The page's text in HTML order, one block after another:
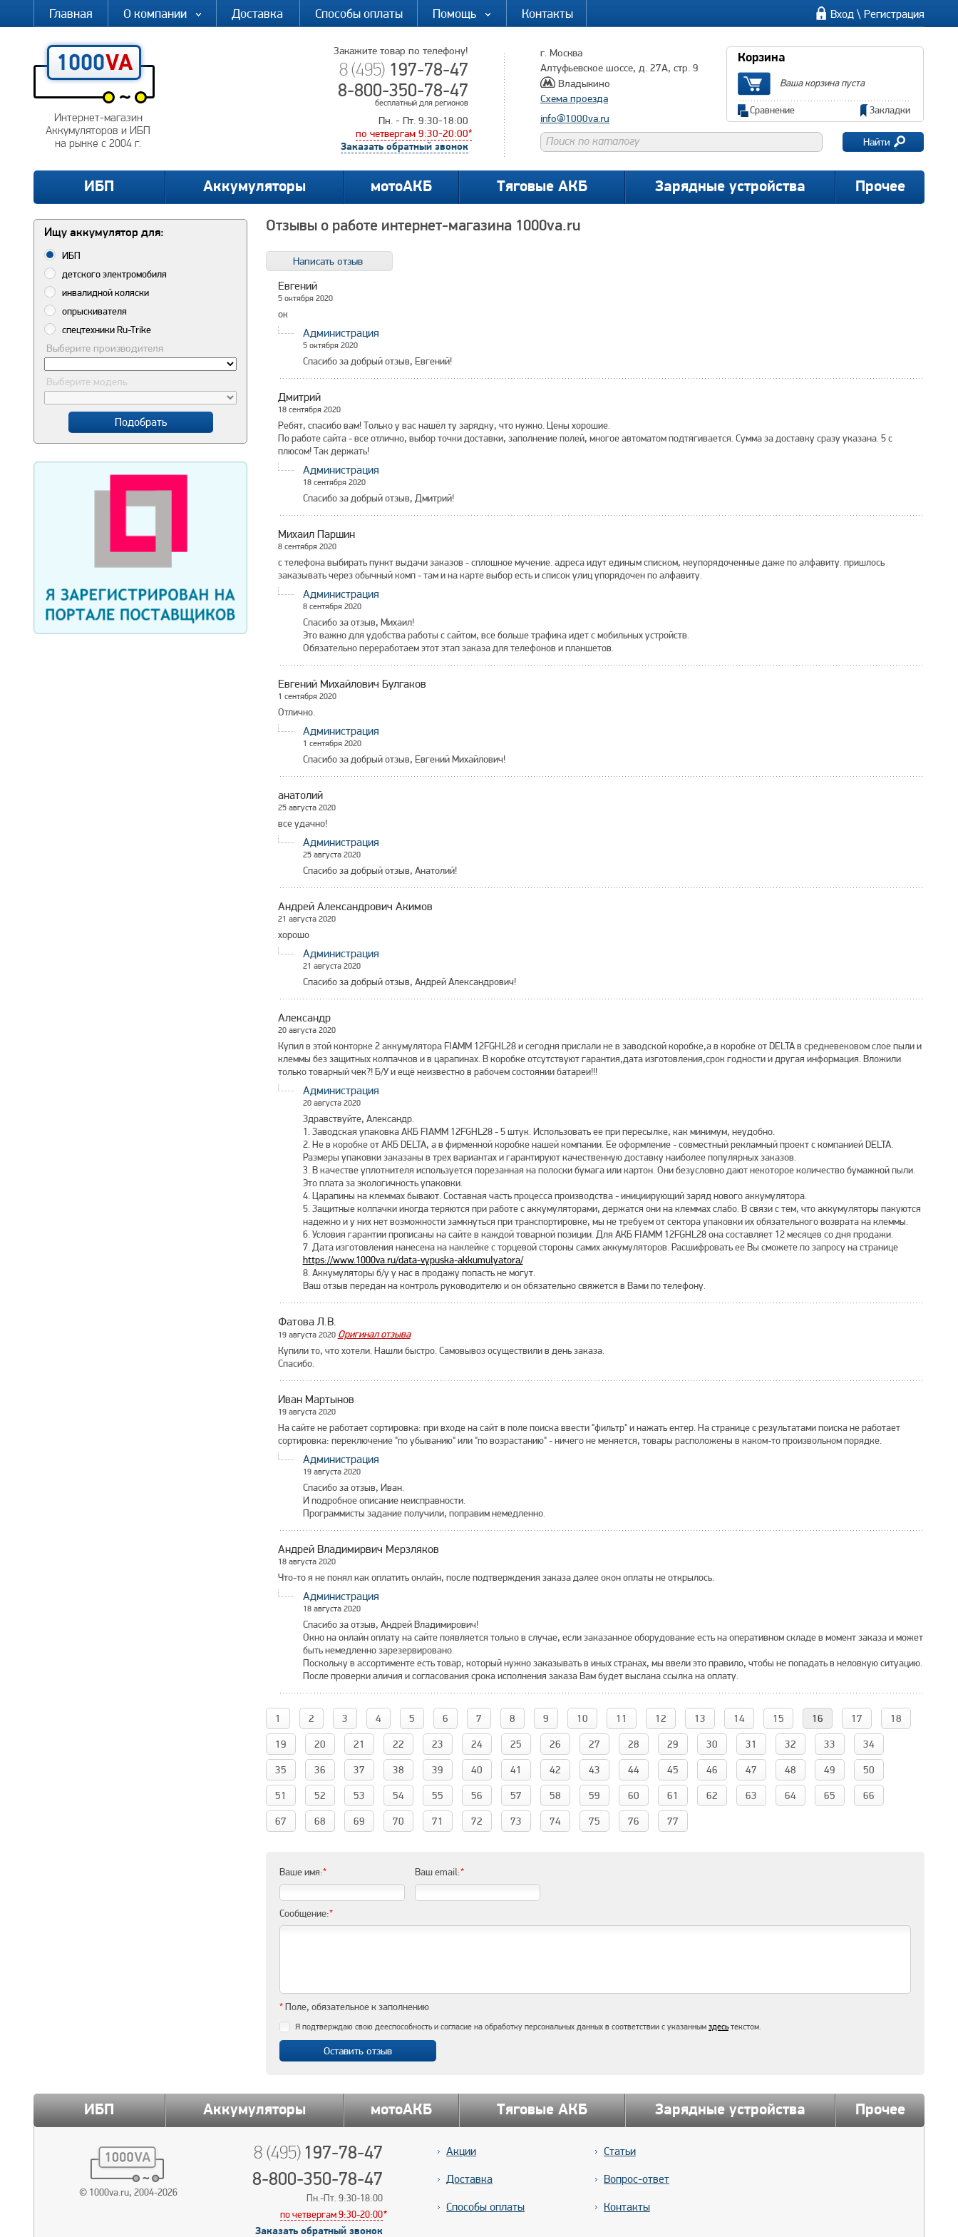
Главная О компании Доставка Способы оплаты Помощь Контакты Вход \ Регистрация
Интернет-магазин
Аккумуляторов и ИБП
на рынке с 2004 г.
Закажите товар по телефону!
8 (495) 197-78-47
8-800-350-78-47
бесплатный для регионов
Пн. - Пт. 9:30-18:00
по четвергам 9:30-20:00*
Заказать обратный звонок
г. Москва
Алтуфьевское шоссе, д. 27А, стр. 9
Владыкино
Схема проезда
info@1000va.ru
Корзина
Ваша корзина пуста
Сравнение Закладки
Найти
ИБП Аккумуляторы мотоАКБ Тяговые АКБ Зарядные устройства Прочее
Отзывы о работе интернет-магазина 1000va.ru
Написать отзыв
Евгений
5 октября 2020
ок
Администрация
5 октября 2020
Спасибо за добрый отзыв, Евгений!
Дмитрий
18 сентября 2020
Ребят, спасибо вам! Только у вас нашёл ту зарядку, что нужно. Цены хорошие.
По работе сайта - все отлично, выбор точки доставки, заполнение полей, многое автоматом подтягивается. Сумма за доставку сразу указана. 5 с
плюсом! Так держать!
Администрация
18 сентября 2020
Спасибо за добрый отзыв, Дмитрий!
Михаил Паршин
8 сентября 2020
с телефона выбирать пункт выдачи заказов - сплошное мучение. адреса идут единым списком, неупорядоченные даже по алфавиту. пришлось
заказывать через обычный комп - там и на карте выбор есть и список улиц упорядочен по алфавиту.
Администрация
8 сентября 2020
Спасибо за отзыв, Михаил!
Это важно для удобства работы с сайтом, все больше трафика идет с мобильных устройств.
Обязательно переработаем этот этап заказа для телефонов и планшетов.
Евгений Михайлович Булгаков
1 сентября 2020
Отлично.
Администрация
1 сентября 2020
Спасибо за добрый отзыв, Евгений Михайлович!
анатолий
25 августа 2020
все удачно!
Администрация
25 августа 2020
Спасибо за добрый отзыв, Анатолий!
Андрей Александрович Акимов
21 августа 2020
хорошо
Администрация
21 августа 2020
Спасибо за добрый отзыв, Андрей Александрович!
Александр
20 августа 2020
Купил в этой конторке 2 аккумулятора FIAMM 12FGHL28 и сегодня прислали не в заводской коробке,а в коробке от DELTA в средневековом слое пыли и
клеммы без защитных колпачков и в царапинах. В коробке отсутствуют гарантия,дата изготовления,срок годности и другая информация. Вложили
только товарный чек?! Б/У и ещё неизвестно в рабочем состоянии батареи!!!
Администрация
20 августа 2020
Здравствуйте, Александр.
1. Заводская упаковка АКБ FIAMM 12FGHL28 - 5 штук. Использовать ее при пересылке, как минимум, неудобно.
2. Не в коробке от АКБ DELTA, а в фирменной коробке нашей компании. Ее оформление - совместный рекламный проект с компанией DELTA.
Размеры упаковки заказаны в трех вариантах и гарантируют качественную доставку наиболее популярных заказов.
3. В качестве уплотнителя используется порезанная на полоски бумага или картон. Они безусловно дают некоторое количество бумажной пыли.
Это плата за экологичность упаковки.
4. Царапины на клеммах бывают. Составная часть процесса производства - инициирующий заряд нового аккумулятора.
5. Защитные колпачки иногда теряются при работе с аккумуляторами, держатся они на клеммах слабо. В связи с тем, что аккумуляторы пакуются
надежно и у них нет возможности замкнуться при транспортировке, мы не требуем от сектора упаковки их обязательного возврата на клеммы.
6. Условия гарантии прописаны на сайте в каждой товарной позиции. Для АКБ FIAMM 12FGHL28 она составляет 12 месяцев со дня продажи.
7. Дата изготовления нанесена на наклейке с торцевой стороны самих аккумуляторов. Расшифровать ее Вы сможете по запросу на странице
https://www.1000va.ru/data-vypuska-akkumulyatora/
8. Аккумуляторы б/у у нас в продажу попасть не могут.
Ваш отзыв передан на контроль руководителю и он обязательно свяжется в Вами по телефону.
Фатова Л.В.
19 августа 2020 Оригинал отзыва
Купили то, что хотели. Нашли быстро. Самовывоз осуществили в день заказа.
Спасибо.
Иван Мартынов
19 августа 2020
На сайте не работает сортировка: при входе на сайт в поле поиска ввести "фильтр" и нажать ентер. На странице с результатами поиска не работает
сортировка: переключение "по убыванию" или "по возрастанию" - ничего не меняется, товары расположены в каком-то произвольном порядке.
Администрация
19 августа 2020
Спасибо за отзыв, Иван.
И подробное описание неисправности.
Программисты задание получили, поправим немедленно.
Андрей Владимирвич Мерзляков
18 августа 2020
Что-то я не понял как оплатить онлайн, после подтверждения заказа далее окон оплаты не открылось.
Администрация
18 августа 2020
Спасибо за отзыв, Андрей Владимирович!
Окно на онлайн оплату на сайте появляется только в случае, если заказанное оборудование есть на оперативном складе в момент заказа и может
быть немедленно зарезервировано.
Поскольку в ассортименте есть товар, который нужно заказывать в иных странах, мы ввели это правило, чтобы не попадать в неловкую ситуацию.
После проверки аличия и согласования срока исполнения заказа Вам будет выслана ссылка на оплату.
1 2 3 4 5 6 7 8 9 10 11 12 13 14 15 16 17
18
19
20 21 22 23 24 25 26 27 28 29 30 31 32 33
34
35
36 37 38 39 40 41 42 43 44 45 46 47 48 49
50
51
52 53 54 55 56 57 58 59 60 61 62 63 64 65
66
67
68 69 70 71 72 73 74 75 76 77
Ваше имя:* Ваш email:*
Сообщение:*
*Поле, обязательное к заполнению
Я подтверждаю свою дееспособность и согласие на обработку персональных данных в соответствии с указанным здесьтекстом.
Ищу аккумулятор для:
ИБП
детского электромобиля
инвалидной коляски
опрыскивателя
спецтехники Ru-Trike
Выберите производителя
Выберите модель
Подобрать
ИБП Аккумуляторы мотоАКБ Тяговые АКБ Зарядные устройства Прочее
© 1000va.ru, 2004-2026
8 (495)197-78-47
8-800-350-78-47
Пн.-Пт. 9:30-18:00
по четвергам 9:30-20:00*
*
Заказать обратный звонок
Акции
Доставка
Способы оплаты
Статьи
Вопрос-ответ
Контакты